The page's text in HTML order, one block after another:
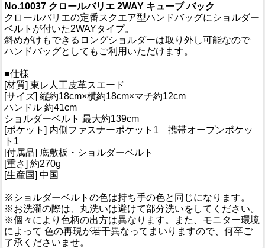
No.10037 クロールバリエ 2WAY キューブ バック
クロールバリエの定番スクエア型ハンドバッグにショルダー
ベルトが付いた2WAYタイプ。
斜めがけもできるロングショルダーは取り外し可能なので
ハンドバッグとしてもご利用いただけます。
■仕様
[材質] 東レ人工皮革スエード
[サイズ] 縦約18cm×横約18cm×マチ約12cm
ハンドル 約41cm
ショルダーベルト 最大約139cm
[ポケット] 内側ファスナーポケット1 携帯オープンポケッ
ト1
[付属品] 底敷板・ショルダーベルト
[重さ] 約270g
[生産国] 中国
※ショルダーベルトの色は持ち手の色と同じになります。
※お洗濯の際は、丸洗いは避けて部分洗いをしてください。
※個々により色柄の出方は異なります。また、モニター環境
によって 色の再現が若干異なってまいりますので、何卒ご
了承くださいませ。